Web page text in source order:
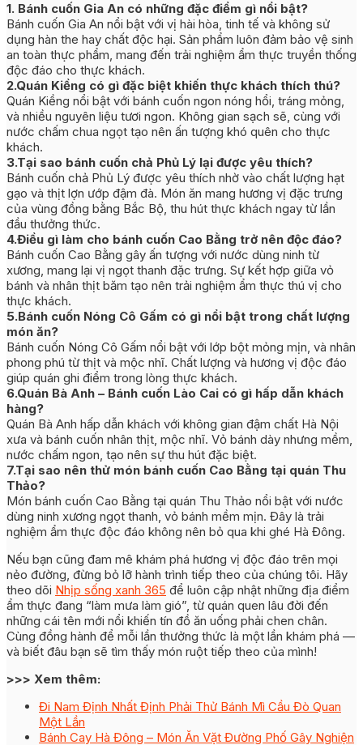
1. Bánh cuốn Gia An có những đặc điểm gì nổi bật?
Bánh cuốn Gia An nổi bật với vị hài hòa, tinh tế và không sử
dụng hàn the hay chất độc hại. Sản phẩm luôn đảm bảo vệ sinh
an toàn thực phẩm, mang đến trải nghiệm ẩm thực truyền thống
độc đáo cho thực khách.
2.Quán Kiềng có gì đặc biệt khiến thực khách thích thú?
Quán Kiềng nổi bật với bánh cuốn ngon nóng hổi, tráng mỏng,
và nhiều nguyên liệu tươi ngon. Không gian sạch sẽ, cùng với
nước chấm chua ngọt tạo nên ấn tượng khó quên cho thực
khách.
3.Tại sao bánh cuốn chả Phủ Lý lại được yêu thích?
Bánh cuốn chả Phủ Lý được yêu thích nhờ vào chất lượng hạt
gạo và thịt lợn ướp đậm đà. Món ăn mang hương vị đặc trưng
của vùng đồng bằng Bắc Bộ, thu hút thực khách ngay từ lần
đầu thưởng thức.
4.Điều gì làm cho bánh cuốn Cao Bằng trở nên độc đáo?
Bánh cuốn Cao Bằng gây ấn tượng với nước dùng ninh từ
xương, mang lại vị ngọt thanh đặc trưng. Sự kết hợp giữa vỏ
bánh và nhân thịt băm tạo nên trải nghiệm ẩm thực thú vị cho
thực khách.
5.Bánh cuốn Nóng Cô Gấm có gì nổi bật trong chất lượng
món ăn?
Bánh cuốn Nóng Cô Gấm nổi bật với lớp bột mỏng mịn, và nhân
phong phú từ thịt và mộc nhĩ. Chất lượng và hương vị độc đáo
giúp quán ghi điểm trong lòng thực khách.
6.Quán Bà Anh – Bánh cuốn Lào Cai có gì hấp dẫn khách
hàng?
Quán Bà Anh hấp dẫn khách với không gian đậm chất Hà Nội
xưa và bánh cuốn nhân thịt, mộc nhĩ. Vỏ bánh dày nhưng mềm,
nước chấm ngon, tạo nên sự thu hút đặc biệt.
7.Tại sao nên thử món bánh cuốn Cao Bằng tại quán Thu
Thảo?
Món bánh cuốn Cao Bằng tại quán Thu Thảo nổi bật với nước
dùng ninh xương ngọt thanh, vỏ bánh mềm mịn. Đây là trải
nghiệm ẩm thực độc đáo không nên bỏ qua khi ghé Hà Đông.
Nếu bạn cũng đam mê khám phá hương vị độc đáo trên mọi
nẻo đường, đừng bỏ lỡ hành trình tiếp theo của chúng tôi. Hãy
theo dõi Nhịp sống xanh 365 để luôn cập nhật những địa điểm
ẩm thực đang “làm mưa làm gió”, từ quán quen lâu đời đến
những cái tên mới nổi khiến tín đồ ăn uống phải chen chân.
Cùng đồng hành để mỗi lần thưởng thức là một lần khám phá —
và biết đâu bạn sẽ tìm thấy món ruột tiếp theo của mình!
>>> Xem thêm:
Đi Nam Định Nhất Định Phải Thử Bánh Mì Cầu Đò Quan
Một Lần
Bánh Cay Hà Đông – Món Ăn Vặt Đường Phố Gây Nghiện